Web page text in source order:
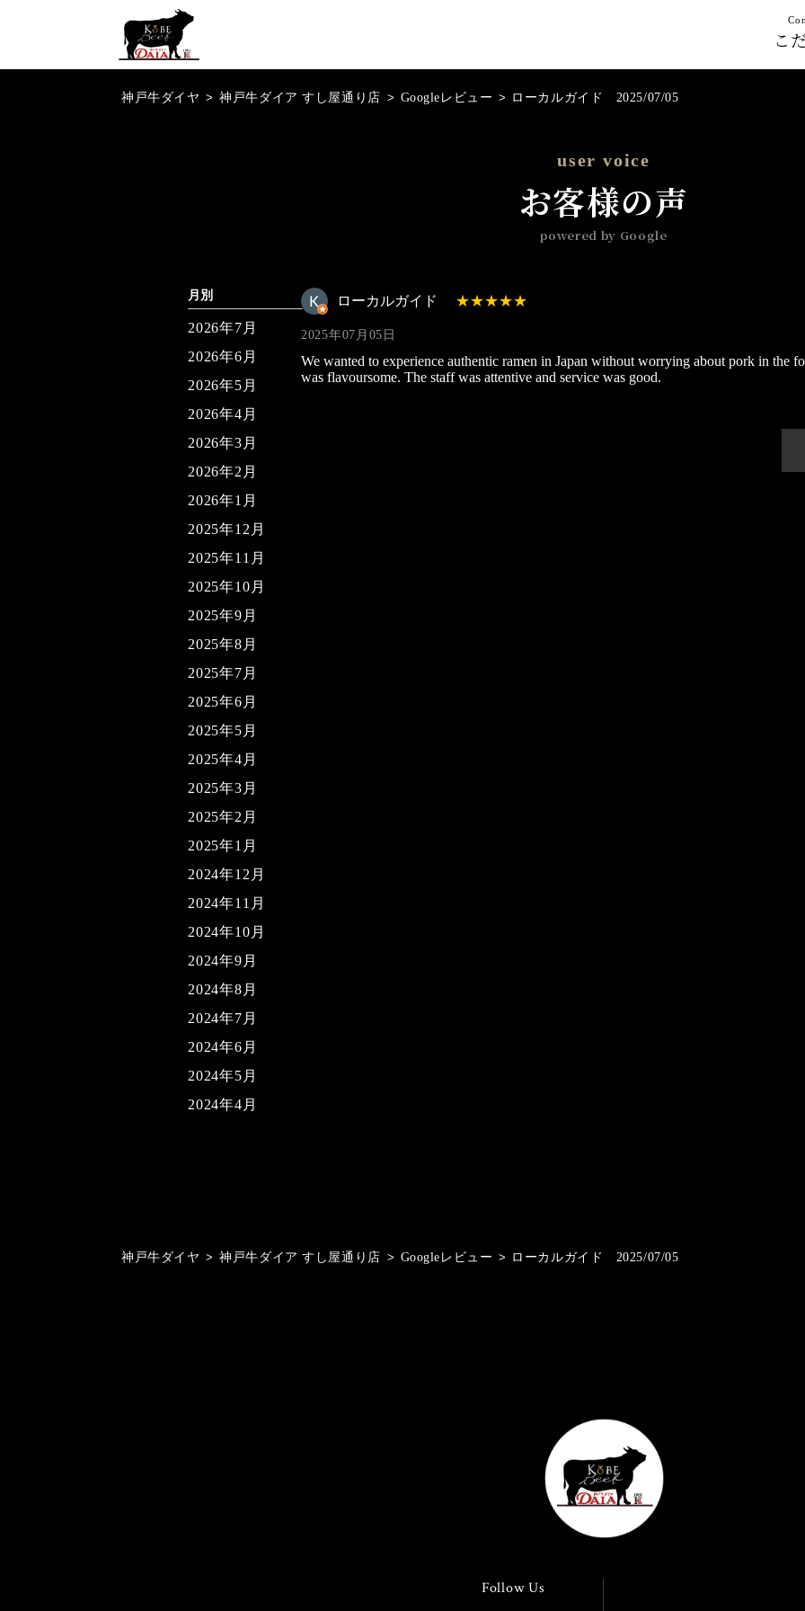
こ
神戸牛ダイヤ > 神戸牛ダイア すし屋通り店 > Googleレビュー > ローカルガイド 2025/07/05
user voice
お客様の声
powered by Google
ローカルガイド
2025年07月05日
We wanted to experience authentic ramen in Japan without worrying about pork in the
was flavoursome. The staff was attentive and service was good.
月別
2026年7月
2026年6月
2026年5月
2026年4月
2026年3月
2026年2月
2026年1月
2025年12月
2025年11月
2025年10月
2025年9月
2025年8月
2025年7月
2025年6月
2025年5月
2025年4月
2025年3月
2025年2月
2025年1月
2024年12月
2024年11月
2024年10月
2024年9月
2024年8月
2024年7月
2024年6月
2024年5月
2024年4月
神戸牛ダイヤ > 神戸牛ダイア すし屋通り店 > Googleレビュー > ローカルガイド 2025/07/05
Follow Us